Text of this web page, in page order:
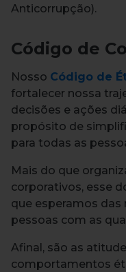
Anticorrupção).
Código de
Nosso Código de
fortalecer nossa
decisões e ações
propósito de
para todas as
Mais do que
corporativos, esse
que esperamos
pessoas com as
Afinal, são as
comportamentos